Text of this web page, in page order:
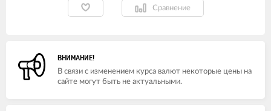
Сравнение
ВНИМАНИЕ!
В связи с изменением курса валют некоторые цены на
сайте могут быть не актуальными.